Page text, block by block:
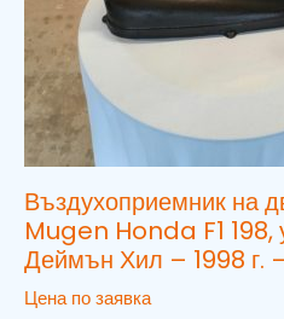
Въздухоприемник на
Mugen Honda F1 198,
Деймън Хил – 1998 г.
Цена по заявка